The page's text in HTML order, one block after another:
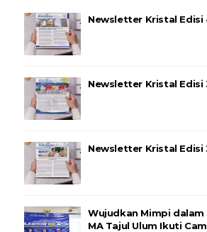
Newsletter Kristal Edisi
Newsletter Kristal Edisi
Newsletter Kristal Edisi
Wujudkan Mimpi dalam
MA Tajul Ulum Ikuti